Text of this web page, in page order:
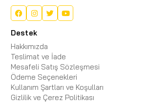
Destek
Hakkımızda
Teslimat ve İade
Mesafeli Satış Sözleşmesi
Ödeme Seçenekleri
Kullanım Şartları ve Koşulları
Gizlilik ve Çerez Politikası